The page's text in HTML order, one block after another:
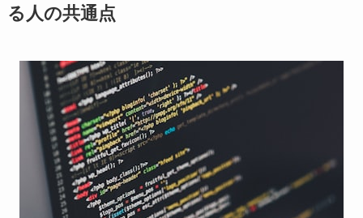
る人の共通点